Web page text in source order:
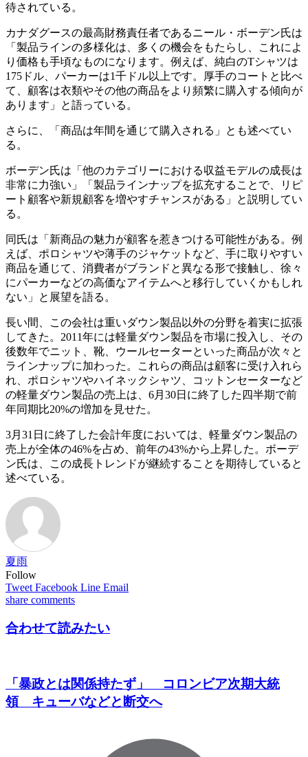
待されている。
カナダグースの最高財務責任者であるニール・ボーデン氏は
「製品ラインの多様化は、多くの機会をもたらし、これによ
り価格も手頃なものになります。例えば、純白のTシャツは
175ドル、パーカーは1千ドル以上です。厚手のコートと比べ
て、顧客は衣類やその他の商品をより頻繁に購入する傾向が
あります」と語っている。
さらに、「商品は年間を通じて購入される」とも述べてい
る。
ボーデン氏は「他のカテゴリーにおける収益モデルの成長は
非常に力強い」「製品ラインナップを拡充することで、リピ
ート顧客や新規顧客を増やすチャンスがある」と説明してい
る。
同氏は「新商品の魅力が顧客を惹きつける可能性がある。例
えば、ポロシャツや薄手のジャケットなど、手に取りやすい
商品を通じて、消費者がブランドと異なる形で接触し、徐々
にパーカーなどの高価なアイテムへと移行していくかもしれ
ない」と展望を語る。
長い間、この会社は重いダウン製品以外の分野を着実に拡張
してきた。2011年には軽量ダウン製品を市場に投入し、その
後数年でニット、靴、ウールセーターといった商品が次々と
ラインナップに加わった。これらの商品は顧客に受け入れら
れ、ポロシャツやハイネックシャツ、コットンセーターなど
の軽量ダウン製品の売上は、6月30日に終了した四半期で前
年同期比20%の増加を見せた。
3月31日に終了した会計年度においては、軽量ダウン製品の
売上が全体の46%を占め、前年の43%から上昇した。ボーデ
ン氏は、この成長トレンドが継続することを期待していると
述べている。
夏雨
Follow
Tweet Facebook Line Email
share comments
合わせて読みたい
「暴政とは関係持たず」 コロンビア次期大統
領 キューバなどと断交へ